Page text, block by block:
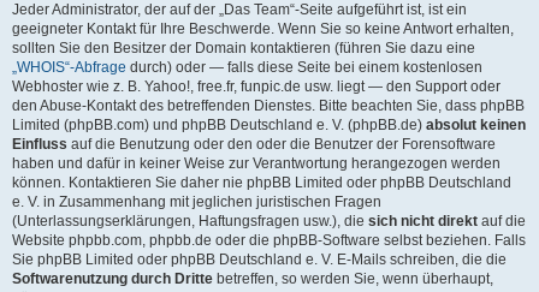
Jeder Administrator, der auf der „Das Team“-Seite aufgeführt ist, ist ein
geeigneter Kontakt für Ihre Beschwerde. Wenn Sie so keine Antwort erhalten,
sollten Sie den Besitzer der Domain kontaktieren (führen Sie dazu eine
„WHOIS“-Abfrage durch) oder — falls diese Seite bei einem kostenlosen
Webhoster wie z. B. Yahoo!, free.fr, funpic.de usw. liegt — den Support oder
den Abuse-Kontakt des betreffenden Dienstes. Bitte beachten Sie, dass phpBB
Limited (phpBB.com) und phpBB Deutschland e. V. (phpBB.de) absolut keinen
Einfluss auf die Benutzung oder den oder die Benutzer der Forensoftware
haben und dafür in keiner Weise zur Verantwortung herangezogen werden
können. Kontaktieren Sie daher nie phpBB Limited oder phpBB Deutschland
e. V. in Zusammenhang mit jeglichen juristischen Fragen
(Unterlassungserklärungen, Haftungsfragen usw.), die sich nicht direkt auf die
Website phpbb.com, phpbb.de oder die phpBB-Software selbst beziehen. Falls
Sie phpBB Limited oder phpBB Deutschland e. V. E-Mails schreiben, die die
Softwarenutzung durch Dritte betreffen, so werden Sie, wenn überhaupt,